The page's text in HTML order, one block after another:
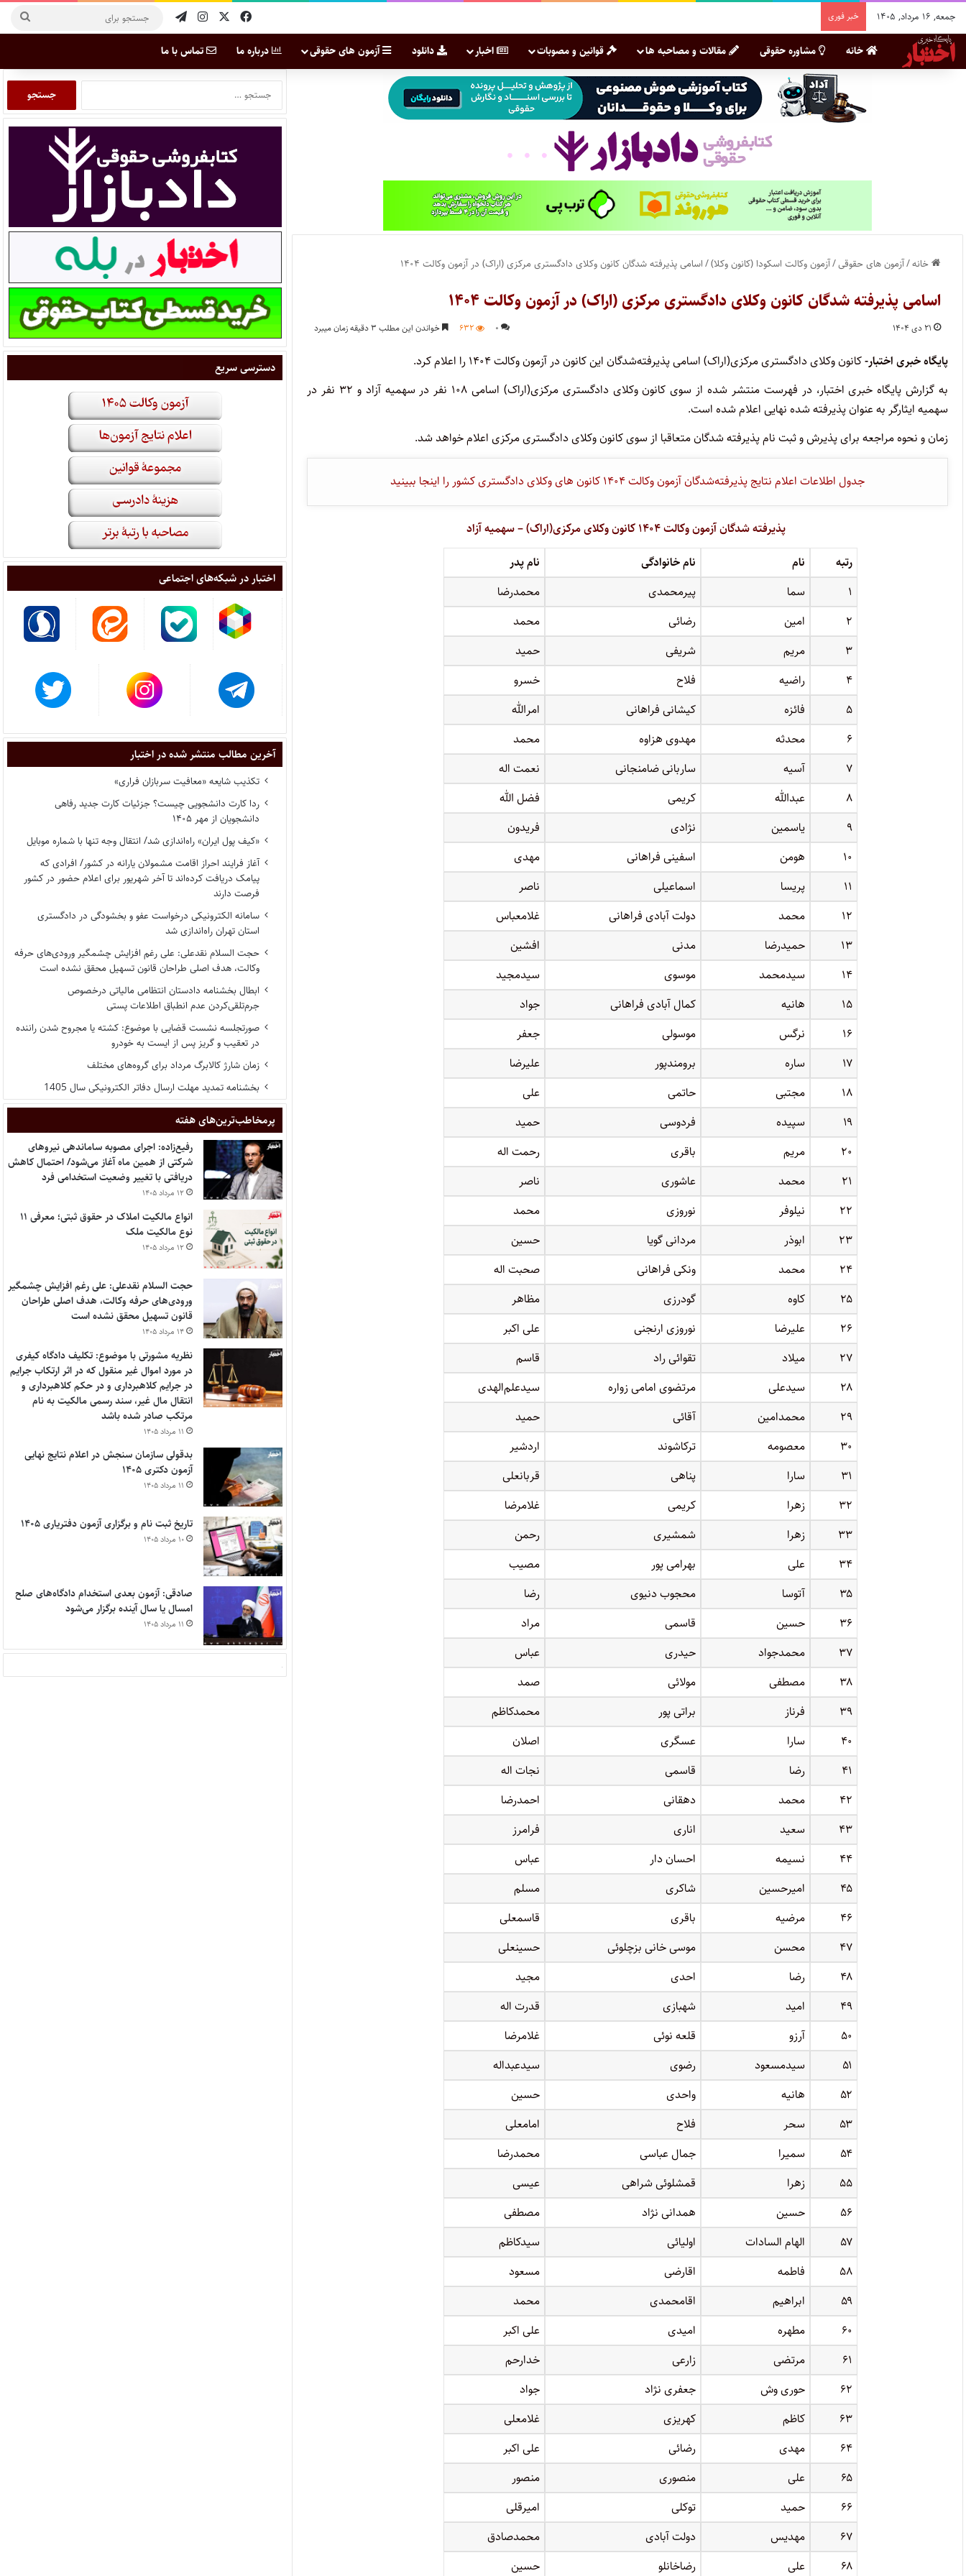
جمعه, ۱۶ مرداد, ۱۴۰۵ خبر فوری
خانه مشاوره حقوقی مقالات و مصاحبه ها قوانین و مصوبات اخبار دانلود آزمون های حقوقی درباره ما تماس با ما
خانه/آزمون های حقوقی/آزمون وکالت اسکودا (کانون وکلا)/اسامی پذیرفته شدگان کانون وکلای دادگستری مرکزی (اراک) در آزمون وکالت ۱۴۰۴
اسامی پذیرفته شدگان کانون وکلای دادگستری مرکزی (اراک) در آزمون وکالت ۱۴۰۴
۲۱ دی ۱۴۰۴ ۰ ۶۳۲ خواندن این مطلب ۳ دقیقه زمان میبرد
پایگاه خبری اختبار-کانون وکلای دادگستری مرکزی(اراک) اسامی پذیرفته‌شدگان این کانون در آزمون وکالت ۱۴۰۴ را اعلام کرد.
به گزارش پایگاه خبری اختبار، در فهرست منتشر شده از سوی کانون وکلای دادگستری مرکزی(اراک) اسامی ۱۰۸ نفر در سهمیه آزاد و ۳۲ نفر در
سهمیه ایثارگر به عنوان پذیرفته شده نهایی اعلام شده است.
زمان و نحوه مراجعه برای پذیرش و ثبت نام پذیرفته شدگان متعاقبا از سوی کانون وکلای دادگستری مرکزی اعلام خواهد شد.
جدول اطلاعات اعلام نتایج پذیرفته‌شدگان آزمون وکالت ۱۴۰۴ کانون های وکلای دادگستری کشور را اینجا ببینید
پذیرفته شدگان آزمون وکالت ۱۴۰۴ کانون وکلای مرکزی(اراک) – سهمیه آزاد
رتبه
نام نام خانوادگی
نام پدر
۱
سما پیرمحمدی
محمدرضا
۲
امین رضائی
محمد
۳
مریم شریفی
حمید
۴
راضیه فلاح
خسرو
۵
فائزه کیشانی فراهانی
امرالله
۶
محدثه مهدوی هزاوه
محمد
۷
آسیه ساربانی ضامنجانی
نعمت اله
۸
عبدالله کریمی
فضل الله
۹
یاسمین نژادی
فریدون
۱۰
هومن اسفینی فراهانی
مهدی
۱۱
پریسا اسماعیلی
ناصر
۱۲
محمد دولت آبادی فراهانی
غلامعباس
۱۳
حمیدرضا مدنی
افشین
۱۴
سیدمحمد موسوی
سیدمجید
۱۵
هانیه کمال آبادی فراهانی
جواد
۱۶
نرگس موسولی
جعفر
۱۷
ساره برومندپور
علیرضا
۱۸
مجتبی حاتمی
علی
۱۹
سپیده فردوسی
حمید
۲۰
مریم باقری
رحمت اله
۲۱
محمد عاشوری
ناصر
۲۲
نیلوفر نوروزی
محمد
۲۳
ابوذر مردانی گویا
حسین
۲۴
محمد ونکی فراهانی
صحبت اله
۲۵
کاوه گودرزی
مظاهر
۲۶
علیرضا نوروزی ارنجنی
علی اکبر
۲۷
میلاد تقوائی راد
قاسم
۲۸
سیدعلی مرتضوی امامی زواره
سیدعلم‌الهدی
۲۹
محمدامین آقائی
حمید
۳۰
معصومه ترکاشوند
اردشیر
۳۱
سارا پناهی
قربانعلی
۳۲
زهرا کریمی
غلامرضا
۳۳
زهرا شمشیری
رحمن
۳۴
علی بهرامی پور
مصیب
۳۵
آتوسا محجوب دنیوی
رضا
۳۶
حسین قاسمی
مراد
۳۷
محمدجواد حیدری
عباس
۳۸
مصطفی مولائی
صمد
۳۹
فرناز براتی پور
محمدکاظم
۴۰
سارا عسگری
اصلان
۴۱
رضا قاسمی
نجات اله
۴۲
محمد دهقانی
احمدرضا
۴۳
سعید اناری
فرامرز
۴۴
نسیمه احسان دار
عباس
۴۵
امیرحسین شاکری
مسلم
۴۶
مرضیه باقری
قاسمعلی
۴۷
محسن موسی خانی بزچلوئی
حسینعلی
۴۸
رضا احدی
مجید
۴۹
امید شهبازی
قدرت اله
۵۰
آرزو قلعه نوئی
غلامرضا
۵۱
سیدمسعود رضوی
سیدعبداله
۵۲
هانیه واحدی
حسین
۵۳
سحر فلاح
امامعلی
۵۴
سمیرا جمال عباسی
محمدرضا
۵۵
زهرا قمشلوئی شراهی
عیسی
۵۶
حسین همدانی نژاد
مصطفی
۵۷
الهام السادات اولیائی
سیدکاظم
۵۸
فاطمه اقارضی
مسعود
۵۹
ابراهیم اقامحمدی
محمد
۶۰
مطهره امیدی
علی اکبر
۶۱
مرتضی زارعی
خدارحم
۶۲
حوری وش جعفری نژاد
جواد
۶۳
کاظم کهریزی
غلامعلی
۶۴
مهدی رضائی
علی اکبر
۶۵
علی منصوری
منصور
۶۶
حمید توکلی
امیرقلی
۶۷
مهدیس دولت آبادی
محمدصادق
۶۸
علی رضاخانلو حسین
دسترسی سریع
اختبار در شبکه‌های اجتماعی
آخرین مطالب منتشر شده در اختبار
تکذیب شایعه «معافیت سربازان فراری»
ردا کارت دانشجویی چیست؟ جزئیات کارت جدید رفاهی
دانشجویان از مهر ۱۴۰۵
«کیف پول ایران» راه‌اندازی شد/ انتقال وجه تنها با شماره موبایل
آغاز فرایند احراز اقامت مشمولان یارانه در کشور/ افرادی که
پیامک دریافت کرده‌اند تا آخر شهریور برای اعلام حضور در کشور
فرصت دارند
سامانه الکترونیکی درخواست عفو و بخشودگی در دادگستری
استان تهران راه‌اندازی شد
حجت السلام نقدعلی: علی رغم افزایش چشمگیر ورودی‌های حرفه
وکالت، هدف اصلی طراحان قانون تسهیل محقق نشده است
ابطال بخشنامه دادستان انتظامی مالیاتی درخصوص
جرم‌تلقی‌کردن عدم انطباق اطلاعات پستی
صورتجلسه نشست قضایی با موضوع: کشته یا مجروح شدن راننده
در تعقیب و گریز پس از ایست به خودرو
زمان شارژ کالابرگ مرداد برای گروه‌های مختلف
بخشنامه تمدید مهلت ارسال دفاتر الکترونیکی سال 1405
پر‌مخاطب‌ترین‌های هفته
رفیع‌زاده: اجرای مصوبه ساماندهی نیروهای
شرکتی از همین ماه آغاز می‌شود/ احتمال کاهش
دریافتی با تغییر وضعیت استخدامی فرد
۱۲ مرداد ۱۴۰۵
انواع مالکیت املاک در حقوق ثبتی؛ معرفی ۱۱
نوع مالکیت ملک
۱۲ مرداد ۱۴۰۵
حجت السلام نقدعلی: علی رغم افزایش چشمگیر
ورودی‌های حرفه وکالت، هدف اصلی طراحان
قانون تسهیل محقق نشده است
۱۴ مرداد ۱۴۰۵
نظریه مشورتی با موضوع: تکلیف دادگاه کیفری
در مورد اموال غیر منقول که در اثر ارتکاب جرایم
در جرایم کلاهبرداری و در حکم کلاهبرداری و
انتقال مال غیر، سند رسمی مالکیت به نام
مرتکب صادر شده باشد
۱۱ مرداد ۱۴۰۵
بدقولی سازمان سنجش در اعلام نتایج نهایی
آزمون دکتری ۱۴۰۵
۱۱ مرداد ۱۴۰۵
تاریخ ثبت نام و برگزاری آزمون دفتریاری ۱۴۰۵
۱۰ مرداد ۱۴۰۵
صادقی: آزمون بعدی استخدام دادگاه‌های صلح
امسال یا سال آینده برگزار می‌شود
۱۱ مرداد ۱۴۰۵